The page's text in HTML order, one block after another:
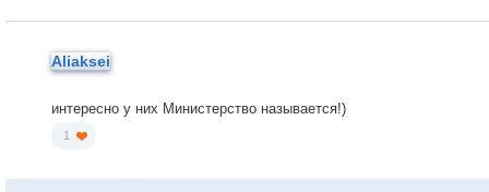
Aliaksei
интересно у них Министерство называется!)
1